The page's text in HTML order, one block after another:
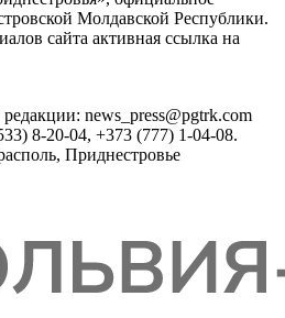
Молдавской Республики.
сайта активная ссылка на
news_press@pgtrk.com
8-20-04, +373 (777) 1-04-08.
Приднестровье